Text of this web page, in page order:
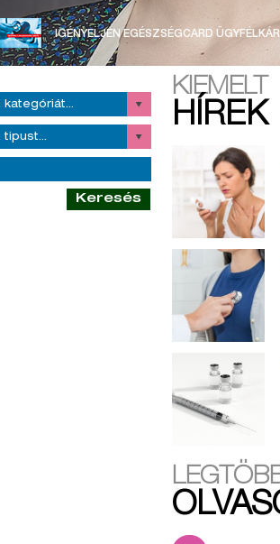
IGÉNYELJEN EGÉSZSÉGCARD
Keresés
KIEMELT
HÍREK